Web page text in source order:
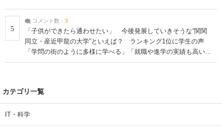
5
コメント数： 3
「子供ができたら通わせたい」 今後発展していきそうな“関関
同立・産近甲龍の大学”といえば？ ランキング1位に学生の声
「学問の街のように多様に学べる」「就職や進学の実績も高い」
| 大学 ねとらぼリサーチ
カテゴリ一覧
IT・科学